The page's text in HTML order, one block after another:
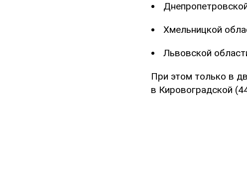
Хмельницкой
Львовской
При этом только в
в Кировоградской